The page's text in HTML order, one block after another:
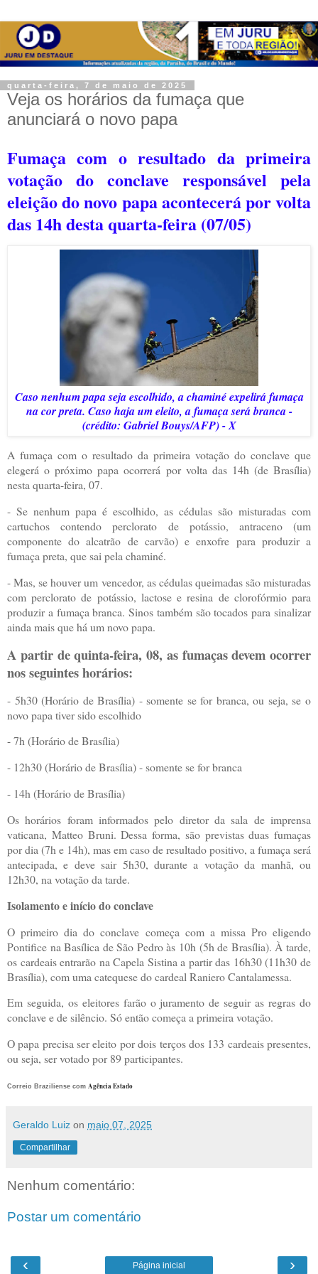
quarta-feira, 7 de maio de 2025
Veja os horários da fumaça que
anunciará o novo papa
Fumaça com o resultado da primeira
votação do conclave responsável pela
eleição do novo papa acontecerá por volta
das 14h desta quarta-feira (07/05)
Caso nenhum papa seja escolhido, a chaminé expelirá fumaça
na cor preta. Caso haja um eleito, a fumaça será branca -
(crédito: Gabriel Bouys/AFP) - X
A fumaça com o resultado da primeira votação do conclave que
elegerá o próximo papa ocorrerá por volta das 14h (de Brasília)
nesta quarta-feira, 07.
- Se nenhum papa é escolhido, as cédulas são misturadas com
cartuchos contendo perclorato de potássio, antraceno (um
componente do alcatrão de carvão) e enxofre para produzir a
fumaça preta, que sai pela chaminé.
- Mas, se houver um vencedor, as cédulas queimadas são misturadas
com perclorato de potássio, lactose e resina de clorofórmio para
produzir a fumaça branca. Sinos também são tocados para sinalizar
ainda mais que há um novo papa.
A partir de quinta-feira, 08, as fumaças devem ocorrer
nos seguintes horários:
- 5h30 (Horário de Brasília) - somente se for branca, ou seja, se o
novo papa tiver sido escolhido
- 7h (Horário de Brasília)
- 12h30 (Horário de Brasília) - somente se for branca
- 14h (Horário de Brasília)
Os horários foram informados pelo diretor da sala de imprensa
vaticana, Matteo Bruni. Dessa forma, são previstas duas fumaças
por dia (7h e 14h), mas em caso de resultado positivo, a fumaça será
antecipada, e deve sair 5h30, durante a votação da manhã, ou
12h30, na votação da tarde.
Isolamento e início do conclave
O primeiro dia do conclave começa com a missa Pro eligendo
Pontifice na Basílica de São Pedro às 10h (5h de Brasília). À tarde,
os cardeais entrarão na Capela Sistina a partir das 16h30 (11h30 de
Brasília), com uma catequese do cardeal Raniero Cantalamessa.
Em seguida, os eleitores farão o juramento de seguir as regras do
conclave e de silêncio. Só então começa a primeira votação.
O papa precisa ser eleito por dois terços dos 133 cardeais presentes,
ou seja, ser votado por 89 participantes.
Correio Braziliense com Agência Estado
Geraldo Luiz on maio 07, 2025
Compartilhar
Nenhum comentário:
Postar um comentário
‹ ›
Página inicial